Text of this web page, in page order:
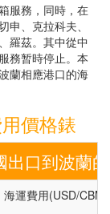
服務，同時，在
、克拉科夫、
羅茲。其中從中
務暂時停止。本
蘭相應港口的海
價格錶
出口到波蘭
海運費用(USD/CBM)